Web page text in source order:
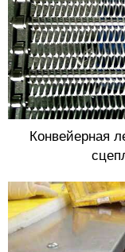
Конвейерная